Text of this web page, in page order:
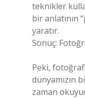
teknikler
bir anlatının
yaratır.
Sonuç:
Peki,
dünyamızın
zaman